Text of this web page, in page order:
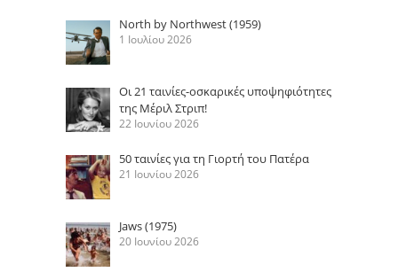
North by Northwest (1959)
1 Ιουλίου 2026
Οι 21 ταινίες-οσκαρικές υποψηφιότητες
της Μέριλ Στριπ!
22 Ιουνίου 2026
50 ταινίες για τη Γιορτή του Πατέρα
21 Ιουνίου 2026
Jaws (1975)
20 Ιουνίου 2026